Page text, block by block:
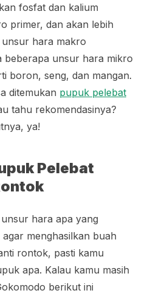
fosfat dan kalium
primer, dan akan lebih
unsur hara makro
beberapa unsur hara mikro
boron, seng, dan mangan.
ditemukan pupuk pelebat
tahu rekomendasinya?
ya!
Pelebat
hara apa yang
menghasilkan buah
rontok, pasti kamu
apa. Kalau kamu masih
berikut ini